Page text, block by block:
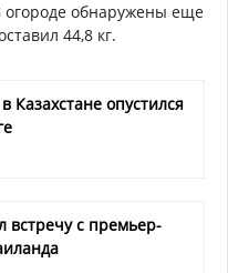
огороде обнаружены еще
44,8 кг.
Казахстане опустился
встречу с премьер-